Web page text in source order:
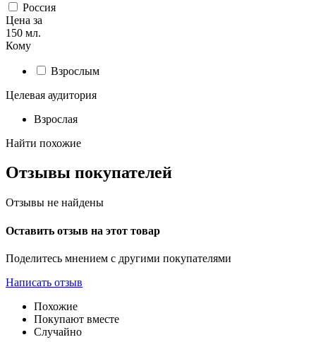
Россия
Цена за
150 мл.
Кому
Взрослым
Целевая аудитория
Взрослая
Найти похожие
Отзывы покупателей
Отзывы не найдены
Оставить отзыв на этот товар
Поделитесь мнением с другими покупателями
Написать отзыв
Похожие
Покупают вместе
Случайно